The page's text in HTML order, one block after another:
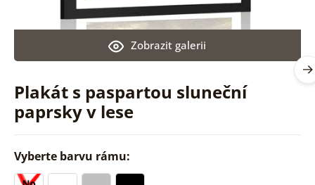
Plakát s paspartou sluneční
paprsky v lese
Zobrazit galerii
Vyberte barvu rámu: